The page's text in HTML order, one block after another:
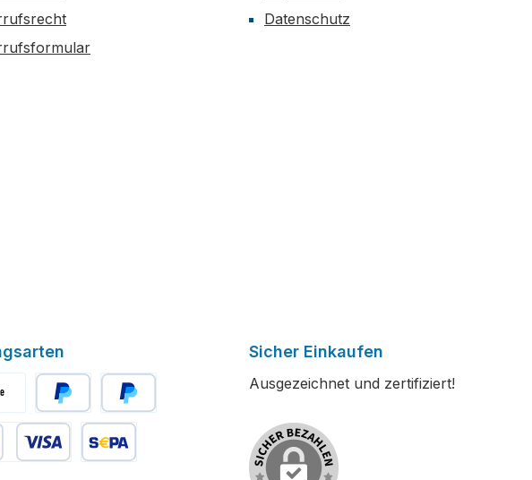
Datenschutz
PayPal Später Bezahlen
Sicher Einkaufen
Ausgezeichnet und zertifiziert!